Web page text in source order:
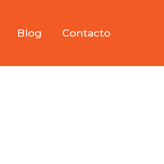
Blog Contacto